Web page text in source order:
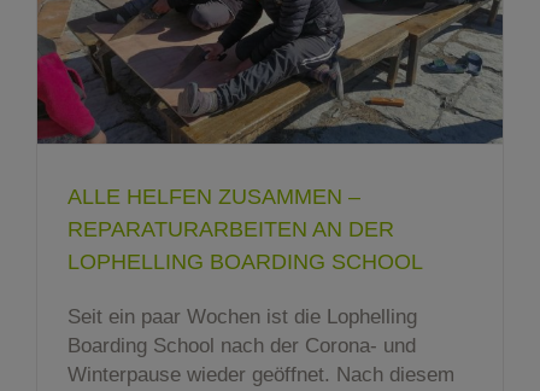
ALLE HELFEN ZUSAMMEN –
REPARATURARBEITEN AN DER
LOPHELLING BOARDING SCHOOL
Seit ein paar Wochen ist die Lophelling
Boarding School nach der Corona- und
Winterpause wieder geöffnet. Nach diesem